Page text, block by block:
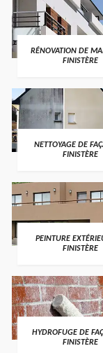
RÉNOVATION DE
FINISTÈRE
NETTOYAGE DE
FINISTÈRE
PEINTURE
FINISTÈRE
HYDROFUGE DE
FINISTÈRE